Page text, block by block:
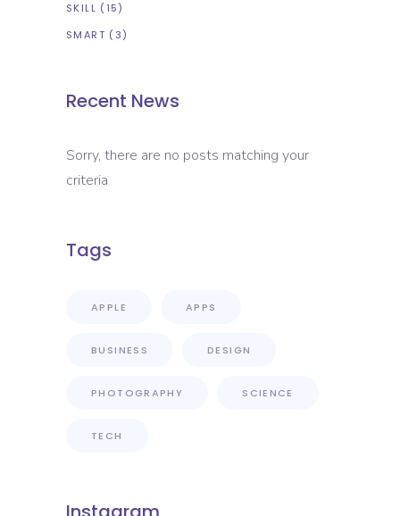
SKILL (15)
SMART (3)
Recent News
Sorry, there are no posts matching your
criteria
Tags
APPLE APPS
BUSINESS DESIGN
PHOTOGRAPHY SCIENCE
TECH